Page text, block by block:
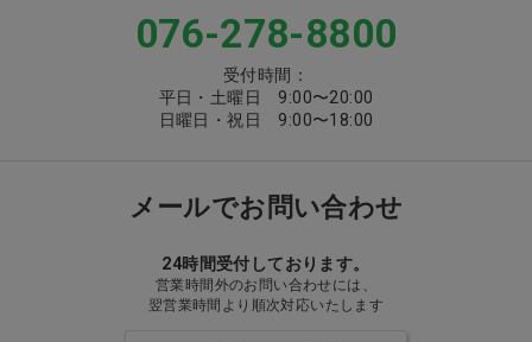
076-278-8800
受付時間：
平日・土曜日 9:00〜20:00
日曜日・祝日 9:00〜18:00
メールでお問い合わせ
24時間受付しております。
営業時間外のお問い合わせには、
翌営業時間より順次対応いたします